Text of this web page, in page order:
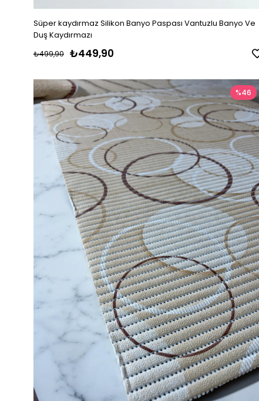
Süper kaydırmaz Silikon Banyo Paspası Vantuzlu Banyo Ve
Duş Kaydırmazı
₺449,90
₺499,90
%46